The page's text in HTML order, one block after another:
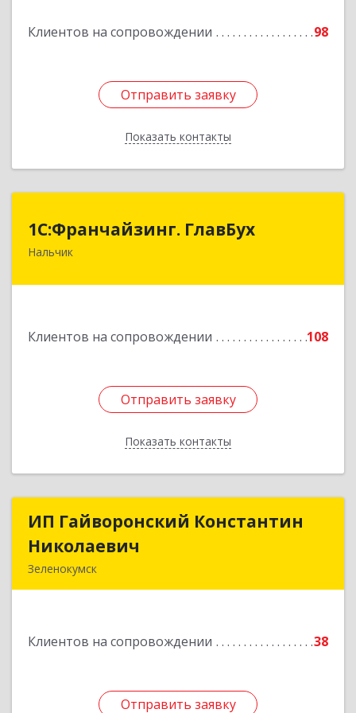
Клиентов на сопровождении 98
Отправить заявку
Показать контакты
Отправить заявку
Назад
1С:Франчайзинг. ГлавБух
Нальчик
Клиентов на сопровождении 108
Отправить заявку
Показать контакты
1С:Франчайзинг. ГлавБух
360000, Кабардино-Балкарская Респ, Нальчик г,
Отправить заявку
Назад
ИП Гайворонский Константин
Николаевич
Зеленокумск
Клиентов на сопровождении 38
Отправить заявку
ИП Гайворонский Константин
Подробнее
Отправить заявку